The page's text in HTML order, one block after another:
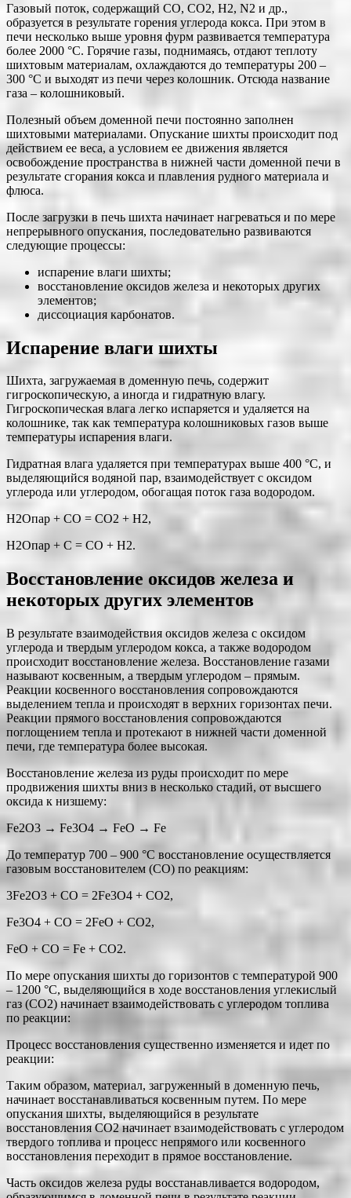
Газовый поток, содержащий СO, СO2, Н2, N2 и др.,
образуется в результате горения углерода кокса. При этом в
печи несколько выше уровня фурм развивается температура
более 2000 °С. Горячие газы, поднимаясь, отдают теплоту
шихтовым материалам, охлаждаются до температуры 200 –
300 °С и выходят из печи через колошник. Отсюда название
газа – колошниковый.
Полезный объем доменной печи постоянно заполнен
шихтовыми материалами. Опускание шихты происходит под
действием ее веса, а условием ее движения является
освобождение пространства в нижней части доменной печи в
результате сгорания кокса и плавления рудного материала и
флюса.
После загрузки в печь шихта начинает нагреваться и по мере
непрерывного опускания, последовательно развиваются
следующие процессы:
испарение влаги шихты;
восстановление оксидов железа и некоторых других
элементов;
диссоциация карбонатов.
Испарение влаги шихты
Шихта, загружаемая в доменную печь, содержит
гигроскопическую, а иногда и гидратную влагу.
Гигроскопическая влага легко испаряется и удаляется на
колошнике, так как температура колошниковых газов выше
температуры испарения влаги.
Гидратная влага удаляется при температурах выше 400 °С, и
выделяющийся водяной пар, взаимодействует с оксидом
углерода или углеродом, обогащая поток газа водородом.
Н2Опар + СО = СО2 + Н2,
Н2Опар + С = СО + Н2.
Восстановление оксидов железа и
некоторых других элементов
В результате взаимодействия оксидов железа с оксидом
углерода и твердым углеродом кокса, а также водородом
происходит восстановление железа. Восстановление газами
называют косвенным, а твердым углеродом – прямым.
Реакции косвенного восстановления сопровождаются
выделением тепла и происходят в верхних горизонтах печи.
Реакции прямого восстановления сопровождаются
поглощением тепла и протекают в нижней части доменной
печи, где температура более высокая.
Восстановление железа из руды происходит по мере
продвижения шихты вниз в несколько стадий, от высшего
оксида к низшему:
Fe2O3 → Fe3O4 → FeO → Fe
До температур 700 – 900 °С восстановление осуществляется
газовым восстановителем (СО) по реакциям:
3Fe2O3 + CO = 2Fe3O4 + CO2,
Fe3O4 + CO = 2FeO + CO2,
FeO + CO = Fe + CO2.
По мере опускания шихты до горизонтов с температурой 900
– 1200 °С, выделяющийся в ходе восстановления углекислый
газ (СО2) начинает взаимодействовать с углеродом топлива
по реакции:
Процесс восстановления существенно изменяется и идет по
реакции:
Таким образом, материал, загруженный в доменную печь,
начинает восстанавливаться косвенным путем. По мере
опускания шихты, выделяющийся в результате
восстановления СО2 начинает взаимодействовать с углеродом
твердого топлива и процесс непрямого или косвенного
восстановления переходит в прямое восстановление.
Часть оксидов железа руды восстанавливается водородом,